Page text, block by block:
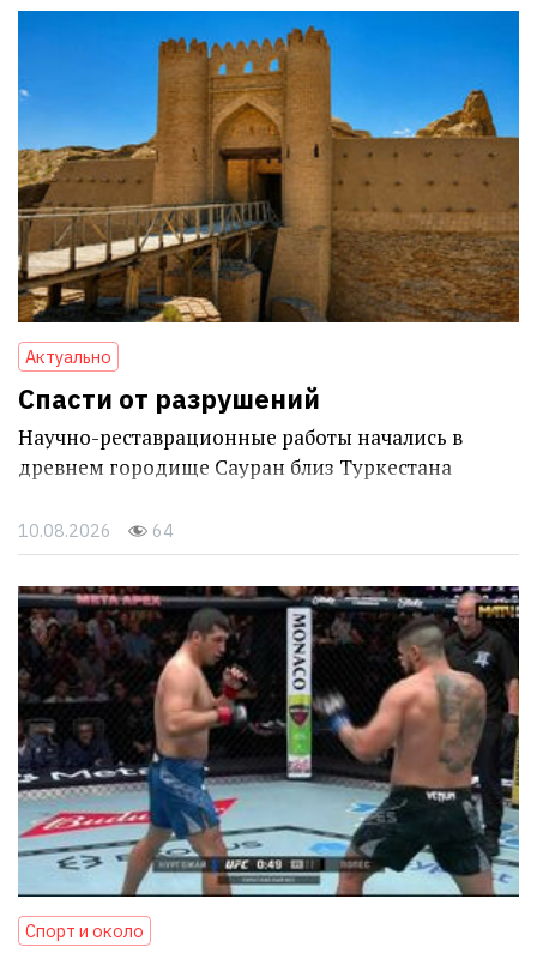
Актуально
Спасти от разрушений
Научно-реставрационные работы начались в
древнем городище Сауран близ Туркестана
10.08.2026 64
Спорт и около